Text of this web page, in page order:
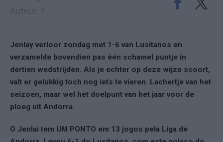
Jenlay verloor zondag met 1-6 van Lusitanos en
verzamelde bovendien pas één schamel puntje in
dertien wedstrijden. Als je echter op deze wijze scoort,
valt er gelukkig toch nog iets te vieren. Lachertje van het
seizoen, maar wel het doelpunt van het jaar voor de
ploeg uit Andorra.
O Jenlai tem UM PONTO em 13 jogos pela Liga de